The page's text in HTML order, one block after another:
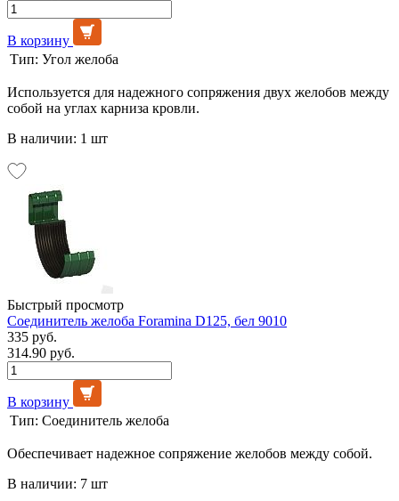
В корзину
Тип: Угол желоба
Используется для надежного сопряжения двух желобов между
собой на углах карниза кровли.
В наличии: 1 шт
Быстрый просмотр
Соединитель желоба Foramina D125, бел 9010
335 руб.
314.90 руб.
В корзину
Тип: Соединитель желоба
Обеспечивает надежное сопряжение желобов между собой.
В наличии: 7 шт